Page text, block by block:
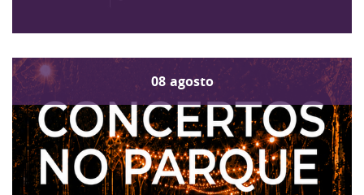
08 agosto